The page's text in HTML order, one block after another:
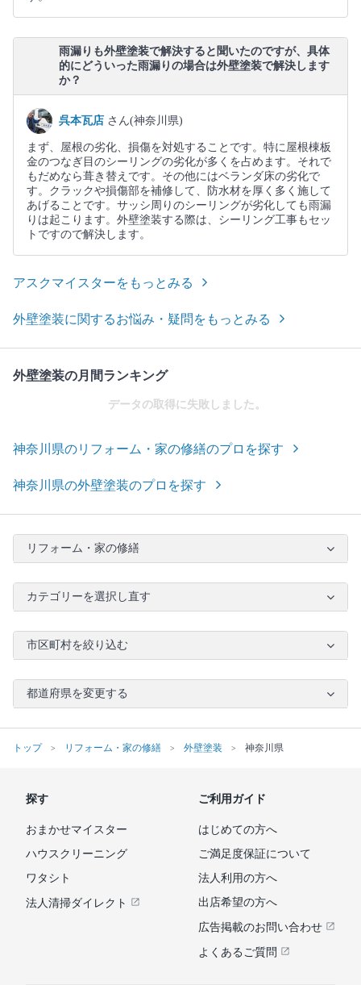
雨漏りも外壁塗装で解決すると聞いたのですが、具体
的にどういった雨漏りの場合は外壁塗装で解決します
か？
呉本瓦店 さん(神奈川県)
まず、屋根の劣化、損傷を対処することです。特に屋根棟板
金のつなぎ目のシーリングの劣化が多くを占めます。それで
もだめなら葺き替えです。その他にはベランダ床の劣化で
す。クラックや損傷部を補修して、防水材を厚く多く施して
あげることです。サッシ周りのシーリングが劣化しても雨漏
りは起こります。外壁塗装する際は、シーリング工事もセッ
トですので解決します。
アスクマイスターをもっとみる
外壁塗装に関するお悩み・疑問をもっとみる
外壁塗装の月間ランキング
データの取得に失敗しました。
神奈川県のリフォーム・家の修繕のプロを探す
神奈川県の外壁塗装のプロを探す
リフォーム・家の修繕
カテゴリーを選択し直す
市区町村を絞り込む
都道府県を変更する
トップ リフォーム・家の修繕 外壁塗装 神奈川県
探す
おまかせマイスター
ハウスクリーニング
ワタシト
法人清掃ダイレクト
ご利用ガイド
はじめての方へ
ご満足度保証について
法人利用の方へ
出店希望の方へ
広告掲載のお問い合わせ
よくあるご質問